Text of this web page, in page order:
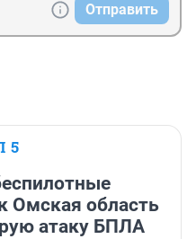
Отправить
5
Омская область
атаку БПЛА